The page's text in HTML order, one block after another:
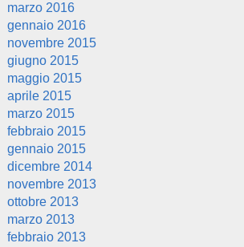
marzo 2016
gennaio 2016
novembre 2015
giugno 2015
maggio 2015
aprile 2015
marzo 2015
febbraio 2015
gennaio 2015
dicembre 2014
novembre 2013
ottobre 2013
marzo 2013
febbraio 2013